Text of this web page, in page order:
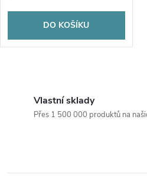
DO KOŠÍKU
Vlastní sklady
Přes 1 500 000 produktů na